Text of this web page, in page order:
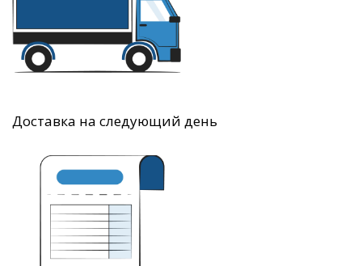
Доставка на следующий день